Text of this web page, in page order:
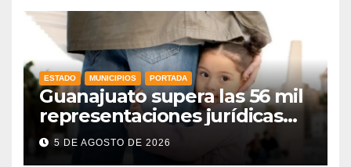
ESTADO MUNICIPIOS PORTADA
Guanajuato supera las 56 mil
representaciones jurídicas
para tutelar los derechos de
la niñez
5 DE AGOSTO DE 2026